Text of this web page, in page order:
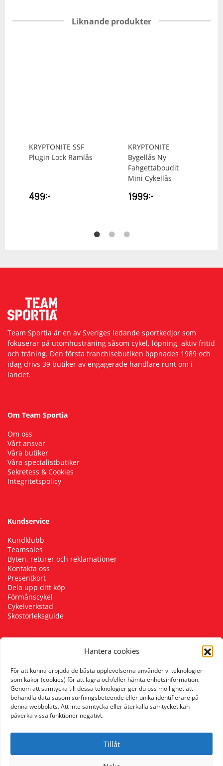
Hantera cookies
För att kunna erbjuda de bästa upplevelserna använder vi teknologier
som kakor (cookies) för att lagra och/eller hämta enhetsinformation.
Genom att samtycka till dessa teknologier ger du oss möjlighet att
behandla data såsom surfningsbeteende eller unika identifierare på
denna webbplats. Att inte samtycka eller återkalla samtycket kan
påverka vissa funktioner negativt.
Tillåt
Liknande produkter
KRYPTONITE SSF
Plugin Lock Ramlås
499kr
KRYPTONITE
Bygellås Ny
Fahgettaboudit
Mini Cykellås
1999kr
Team Sportia är en av Sveriges ledande sportkedjor som
fokuserar på utomhusträning såsom cykel, löpning, aktiv fritid
och träning. Den första franchisebutiken öppnades 1989 och
idag drivs 39 butiker av engagerade handlare runt om i
landet.
Om Team Sportia
Om oss
Vårt ansvar
Våra butiker
Våra specialistbutiker
Sekretess & Cookies
Integritetspolicy
Kundservice
Kundklubb
Teamsales
Byten, returer och reklamationer
Kontakta oss
Presentkort
Dela upp ditt köp
Förmånscykel
Cykelverkstad
Skostorleksguide